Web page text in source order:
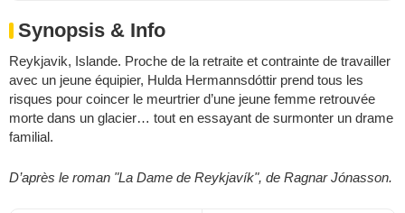
Synopsis & Info
Reykjavik, Islande. Proche de la retraite et contrainte de travailler
avec un jeune équipier, Hulda Hermannsdóttir prend tous les
risques pour coincer le meurtrier d’une jeune femme retrouvée
morte dans un glacier… tout en essayant de surmonter un drame
familial.
D’après le roman "La Dame de Reykjavík", de Ragnar Jónasson.